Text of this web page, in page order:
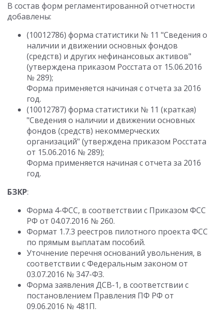
В состав форм регламентированной отчетности
добавлены:
(10012786) форма статистики № 11 "Сведения о
наличии и движении основных фондов
(средств) и других нефинансовых активов"
(утверждена приказом Росстата от 15.06.2016
№ 289);
Форма применяется начиная с отчета за 2016
год.
(10012787) форма статистики № 11 (краткая)
"Сведения о наличии и движении основных
фондов (средств) некоммерческих
организаций" (утверждена приказом Росстата
от 15.06.2016 № 289);
Форма применяется начиная с отчета за 2016
год.
БЗКР:
Форма 4-ФСС, в соответствии с Приказом ФСС
РФ от 04.07.2016 № 260.
Формат 1.7.3 реестров пилотного проекта ФСС
по прямым выплатам пособий.
Уточнение перечня оснований увольнения, в
соответствии с Федеральным законом от
03.07.2016 № 347-ФЗ.
Форма заявления ДСВ-1, в соответствии с
постановлением Правления ПФ РФ от
09.06.2016 № 481П.